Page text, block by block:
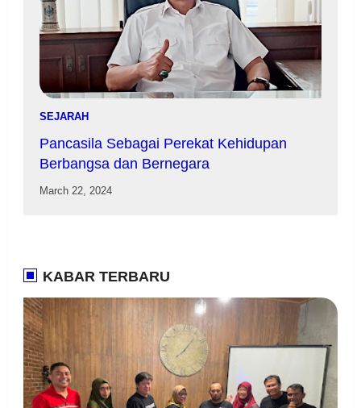
SEJARAH
Pancasila Sebagai Perekat Kehidupan
Berbangsa dan Bernegara
March 22, 2024
KABAR TERBARU